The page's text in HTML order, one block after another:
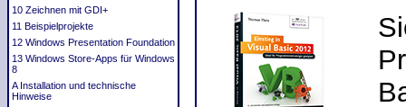
10 Zeichnen mit GDI+
11 Beispielprojekte
12 Windows Presentation Foundation
13 Windows Store-Apps für Windows
8
A Installation und technische
Hinweise